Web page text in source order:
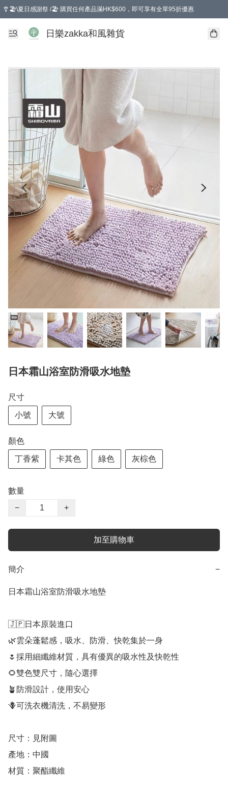
🎐🏖️\夏日感謝祭 /🏖️ 購買任何產品滿HK$600，即可享有全單95折優惠
選擇GoGoX住宅/工商地址配送，單一訂單消費購物滿HK$680(折扣後），可享有
日樂zakka和風雜貨
日本霜山浴室防滑吸水地墊
尺寸
小號 大號
顏色
丁香紫 卡其色 綠色 灰棕色
數量
−
+
加至購物車
簡介 −
日本霜山浴室防滑吸水地墊
🇯🇵日本原裝進口
🌿雲朵蓬鬆感，吸水、防滑、快乾集於一身
🌷採用細纖維材質，具有優異的吸水性及快乾性
🌻雙色雙尺寸，隨心選擇
🪴防滑設計，使用安心
🪻可洗衣機清洗，不易變形
尺寸：見附圖
產地：中國
材質：聚酯纖維